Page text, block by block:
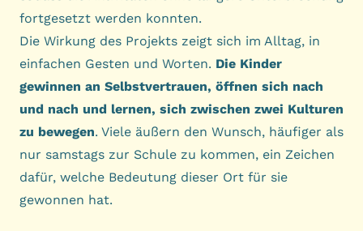
fortgesetzt werden konnten.
Die Wirkung des Projekts zeigt sich im Alltag, in
einfachen Gesten und Worten. Die Kinder
gewinnen an Selbstvertrauen, öffnen sich nach
und nach und lernen, sich zwischen zwei Kulturen
zu bewegen. Viele äußern den Wunsch, häufiger als
nur samstags zur Schule zu kommen, ein Zeichen
dafür, welche Bedeutung dieser Ort für sie
gewonnen hat.